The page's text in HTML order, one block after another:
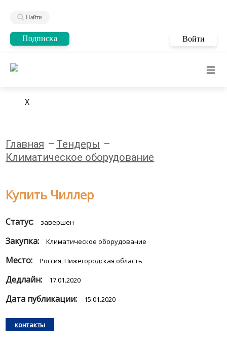
Найти
Подписка Войти
X
Главная
Тендеры
Климатическое оборудование
Купить Чиллер
Статус: завершен
Закупка: Климатическое оборудование
Место: Россия, Нижегородская область
Дедлайн: 17.01.2020
Дата публикации: 15.01.2020
контакты